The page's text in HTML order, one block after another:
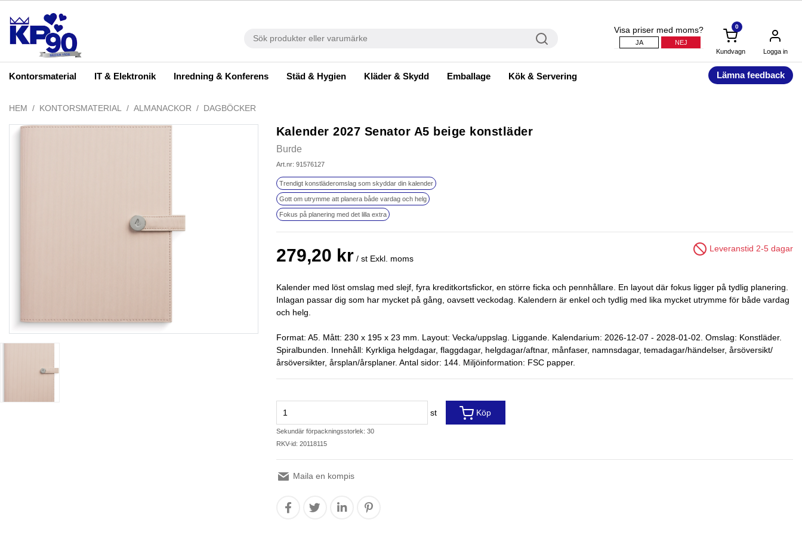
Visa priser med moms?
JA NEJ
0
Kundvagn Logga in
Kontorsmaterial IT & Elektronik Inredning & Konferens Städ & Hygien Kläder & Skydd Emballage Kök & Servering Lämna feedback
HEM KONTORSMATERIAL ALMANACKOR DAGBÖCKER
Kalender 2027 Senator A5 beige konstläder
Burde
Art.nr: 91576127
Trendigt konstläderomslag som skyddar din kalender
Gott om utrymme att planera både vardag och helg
Fokus på planering med det lilla extra
279,20 kr / st Exkl. moms
Leveranstid 2-5 dagar
Kalender med löst omslag med slejf, fyra kreditkortsfickor, en större ficka och pennhållare. En layout där fokus ligger på tydlig planering.
Inlagan passar dig som har mycket på gång, oavsett veckodag. Kalendern är enkel och tydlig med lika mycket utrymme för både vardag
och helg.
Format: A5. Mått: 230 x 195 x 23 mm. Layout: Vecka/uppslag. Liggande. Kalendarium: 2026-12-07 - 2028-01-02. Omslag: Konstläder.
Spiralbunden. Innehåll: Kyrkliga helgdagar, flaggdagar, helgdagar/aftnar, månfaser, namnsdagar, temadagar/händelser, årsöversikt/
årsöversikter, årsplan/årsplaner. Antal sidor: 144. Miljöinformation: FSC papper.
st
Sekundär förpackningsstorlek: 30
RKV-id: 20118115
Köp
Maila en kompis